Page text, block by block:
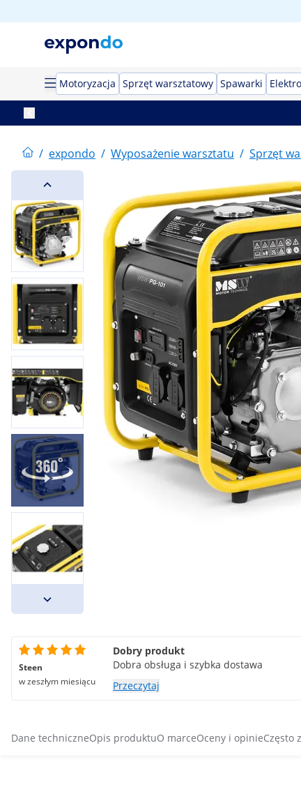
Motoryzacja Sprzęt warsztatowy Spawarki
/ expondo / Wyposażenie warsztatu / Sprzęt
Steen
w zeszłym miesiącu
Dobry produkt
Dobra obsługa i szybka dostawa
Przeczytaj
Dane techniczneOpis produktuO marceOceny i opinieCzęsto